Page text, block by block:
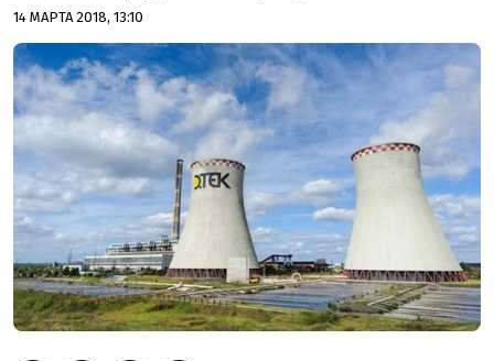
14 МАРТА 2018, 13:10